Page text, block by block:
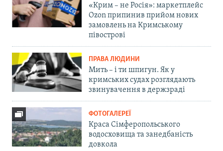
«Крим – не Росія»: маркетплейс
Ozon припинив прийом нових
замовлень на Кримському
півострові
ПРАВА ЛЮДИНИ
Мить – і ти шпигун. Як у
кримських судах розглядають
звинувачення в держзраді
ФОТОГАЛЕРЕЇ
Краса Сімферопольського
водосховища та занедбаність
довкола